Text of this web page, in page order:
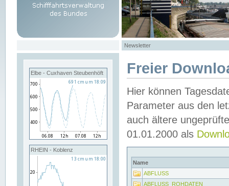
Newsletter
Elbe - Cuxhaven Steubenhöft
RHEIN - Koblenz
Freier
Hier können
Parameter aus den
auch ältere
01.01.2000 als
Name
ABFLUSS
ABFLUSS_ROHDATEN